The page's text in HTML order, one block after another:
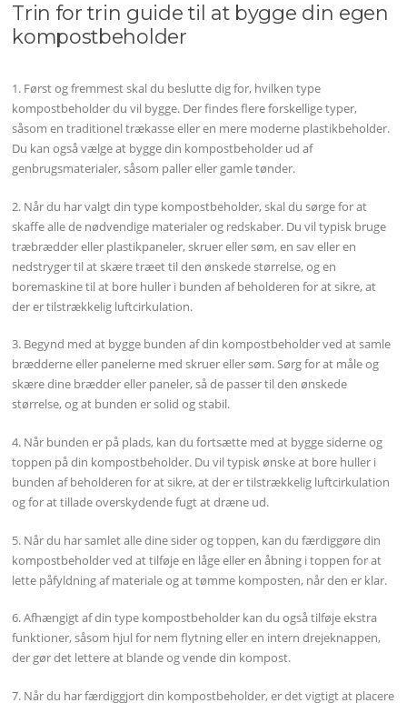
Trin for trin guide til at bygge din egen
kompostbeholder
1. Først og fremmest skal du beslutte dig for, hvilken type
kompostbeholder du vil bygge. Der findes flere forskellige typer,
såsom en traditionel trækasse eller en mere moderne plastikbeholder.
Du kan også vælge at bygge din kompostbeholder ud af
genbrugsmaterialer, såsom paller eller gamle tønder.
2. Når du har valgt din type kompostbeholder, skal du sørge for at
skaffe alle de nødvendige materialer og redskaber. Du vil typisk bruge
træbrædder eller plastikpaneler, skruer eller søm, en sav eller en
nedstryger til at skære træet til den ønskede størrelse, og en
boremaskine til at bore huller i bunden af beholderen for at sikre, at
der er tilstrækkelig luftcirkulation.
3. Begynd med at bygge bunden af din kompostbeholder ved at samle
brædderne eller panelerne med skruer eller søm. Sørg for at måle og
skære dine brædder eller paneler, så de passer til den ønskede
størrelse, og at bunden er solid og stabil.
4. Når bunden er på plads, kan du fortsætte med at bygge siderne og
toppen på din kompostbeholder. Du vil typisk ønske at bore huller i
bunden af beholderen for at sikre, at der er tilstrækkelig luftcirkulation
og for at tillade overskydende fugt at dræne ud.
5. Når du har samlet alle dine sider og toppen, kan du færdiggøre din
kompostbeholder ved at tilføje en låge eller en åbning i toppen for at
lette påfyldning af materiale og at tømme komposten, når den er klar.
6. Afhængigt af din type kompostbeholder kan du også tilføje ekstra
funktioner, såsom hjul for nem flytning eller en intern drejeknappen,
der gør det lettere at blande og vende din kompost.
7. Når du har færdiggjort din kompostbeholder, er det vigtigt at placere